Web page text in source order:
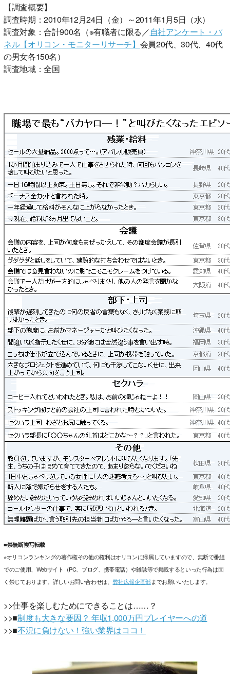
【調査概要】
調査時期：2010年12月24日（金）～2011年1月5日（水）
調査対象：合計900名（※有職者に限る／自社アンケート・パ
ネル【オリコン・モニターリサーチ】 会員20代、30代、40代
の男女各150名）
調査地域：全国
■禁無断複写転載
※オリコンランキングの著作権その他の権利はオリコンに帰属していますので、無断で番組
でのご使用、Webサイト（PC、ブログ、携帯電話）や雑誌等で掲載するといった行為は固
く禁じております。詳しいお問い合わせは、 弊社広報企画部までお願いいたします。
>>仕事を楽しむためにできることは……？
>>■制度も大きな要因？ 年収1,000万円プレイヤーへの道
>>■不況に負けない！強い業界はココ！